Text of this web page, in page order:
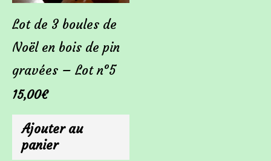
Lot de 3 boules de
Noël en bois de pin
gravées – Lot n°5
15,00€
Ajouter au
panier